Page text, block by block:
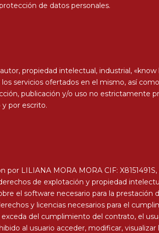
de datos personales.
propiedad intelectual, industrial,
servicios ofertados en el mismo, así
publicación y/o uso no estrictamente
por escrito.
LILIANA MORA MORA CIF:
de explotación y propiedad
el software necesario para la prestación
y licencias necesarios para el
del cumplimiento del contrato, el
al usuario acceder, modificar,